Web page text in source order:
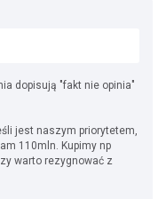
dopisują "fakt nie opinia"
jest naszym priorytetem,
110mln. Kupimy np
warto rezygnować z